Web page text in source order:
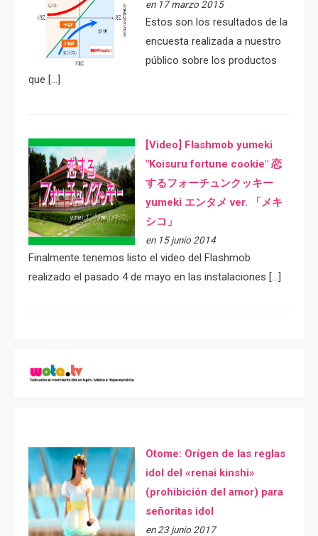
en 17 marzo 2015
Estos son los resultados de la
encuesta realizada a nuestro
público sobre los productos
que […]
[Video] Flashmob yumeki
"Koisuru fortune cookie" 恋
するフォーチュンクッキー
yumeki エンタメ ver. 「メキ
シコ」
en 15 junio 2014
Finalmente tenemos listo el video del Flashmob
realizado el pasado 4 de mayo en las instalaciones […]
Otome: Orígen de las reglas
idol del «renai kinshi»
(prohibición del amor) para
señoritas idol
en 23 junio 2017